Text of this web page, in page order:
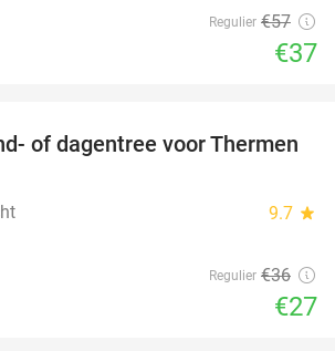
Regulier €57
€37
25%
of dagentree voor Thermen
9.7 star
Regulier €36
€27